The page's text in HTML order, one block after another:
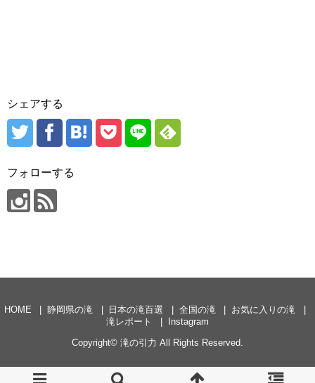
シェアする
フォローする
HOME 静岡県の滝 日本の滝百選 全国の滝
お気に入りの滝
滝レポート
Instagram
Copyright© 滝の引力 All Rights Reserved.